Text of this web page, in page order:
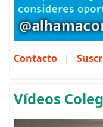
Contacto |
Vídeos